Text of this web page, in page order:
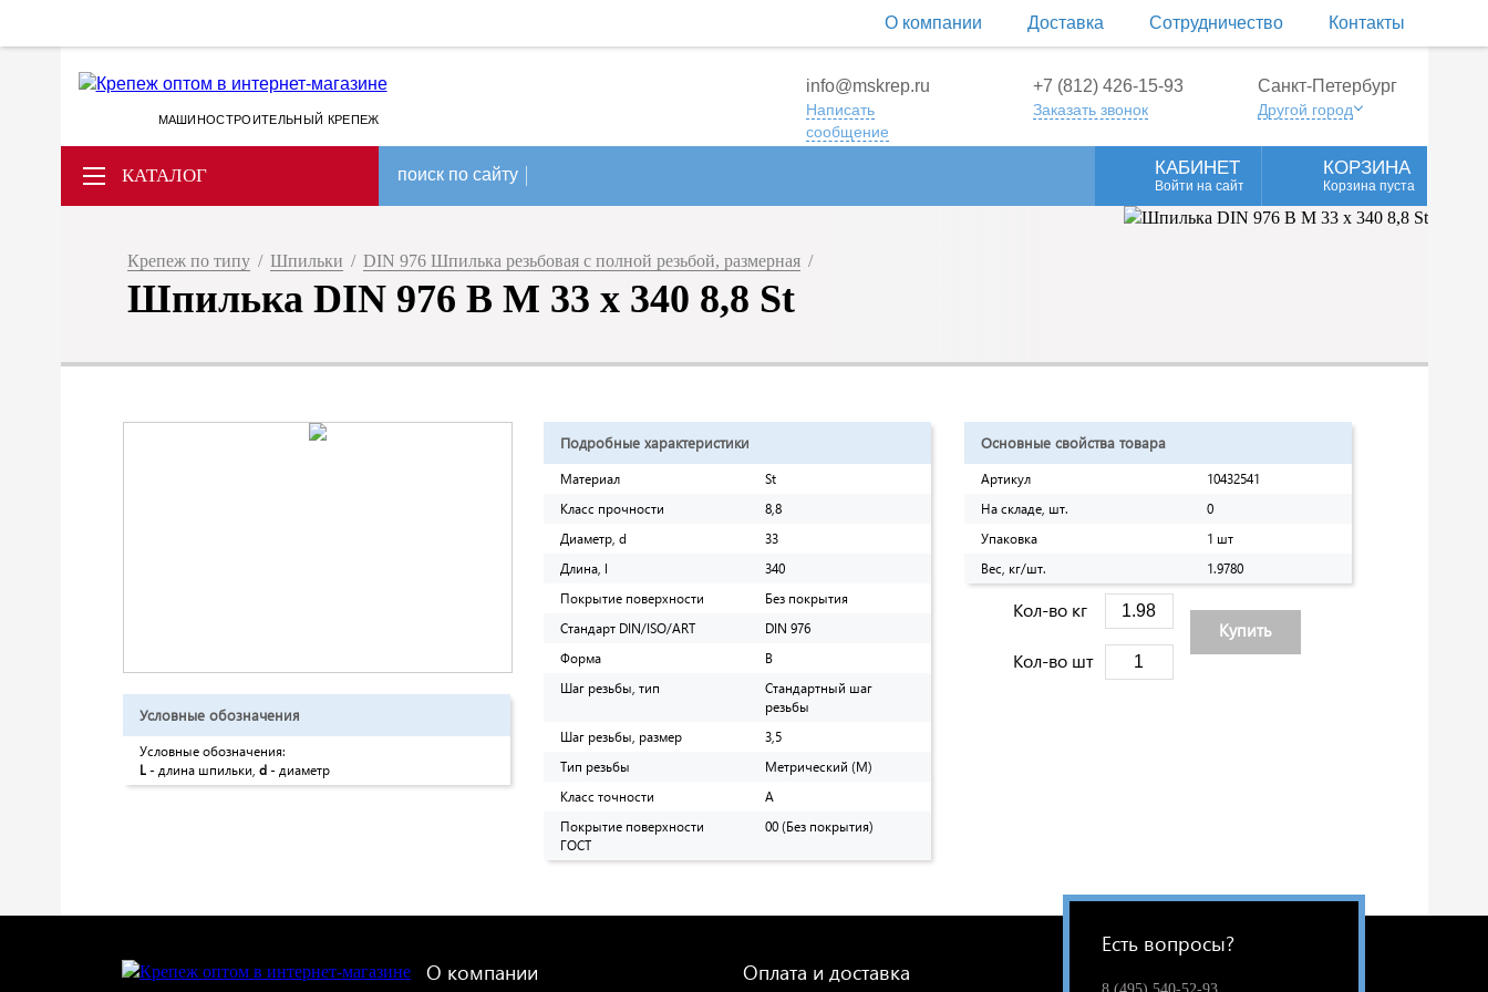
О компании Доставка Сотрудничество Контакты
МАШИНОСТРОИТЕЛЬНЫЙ КРЕПЕЖ
info@mskrep.ru
Написать
сообщение
+7 (812) 426-15-93
Заказать звонок
Санкт-Петербург
Другой город
КАТАЛОГ поиск по сайту КАБИНЕТ
Войти на сайт
КОРЗИНА
Корзина пуста
Крепеж по типу / Шпильки / DIN 976 Шпилька резьбовая с полной резьбой, размерная /
Шпилька DIN 976 B M 33 х 340 8,8 St
Условные обозначения
Условные обозначения:
L- длина шпильки, d- диаметр
Подробные характеристики
Материал
St
Класс прочности
8,8
Диаметр, d
33
Длина, l
340
Покрытие поверхности
Без покрытия
Стандарт DIN/ISO/ART
DIN 976
Форма
B
Шаг резьбы, тип
Стандартный шаг
резьбы
Шаг резьбы, размер
3,5
Тип резьбы
Метрический (M)
Класс точности
A
Покрытие поверхности
ГОСТ
00 (Без покрытия)
Основные свойства товара
Артикул
10432541
На складе, шт.
0
Упаковка
1 шт
Вес, кг/шт.
1.9780
Кол-во кг
Кол-во шт
Купить
О компании Оплата и доставка
Есть вопросы?